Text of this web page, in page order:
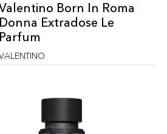
Born In Roma
Donna Extradose Le
Parfum